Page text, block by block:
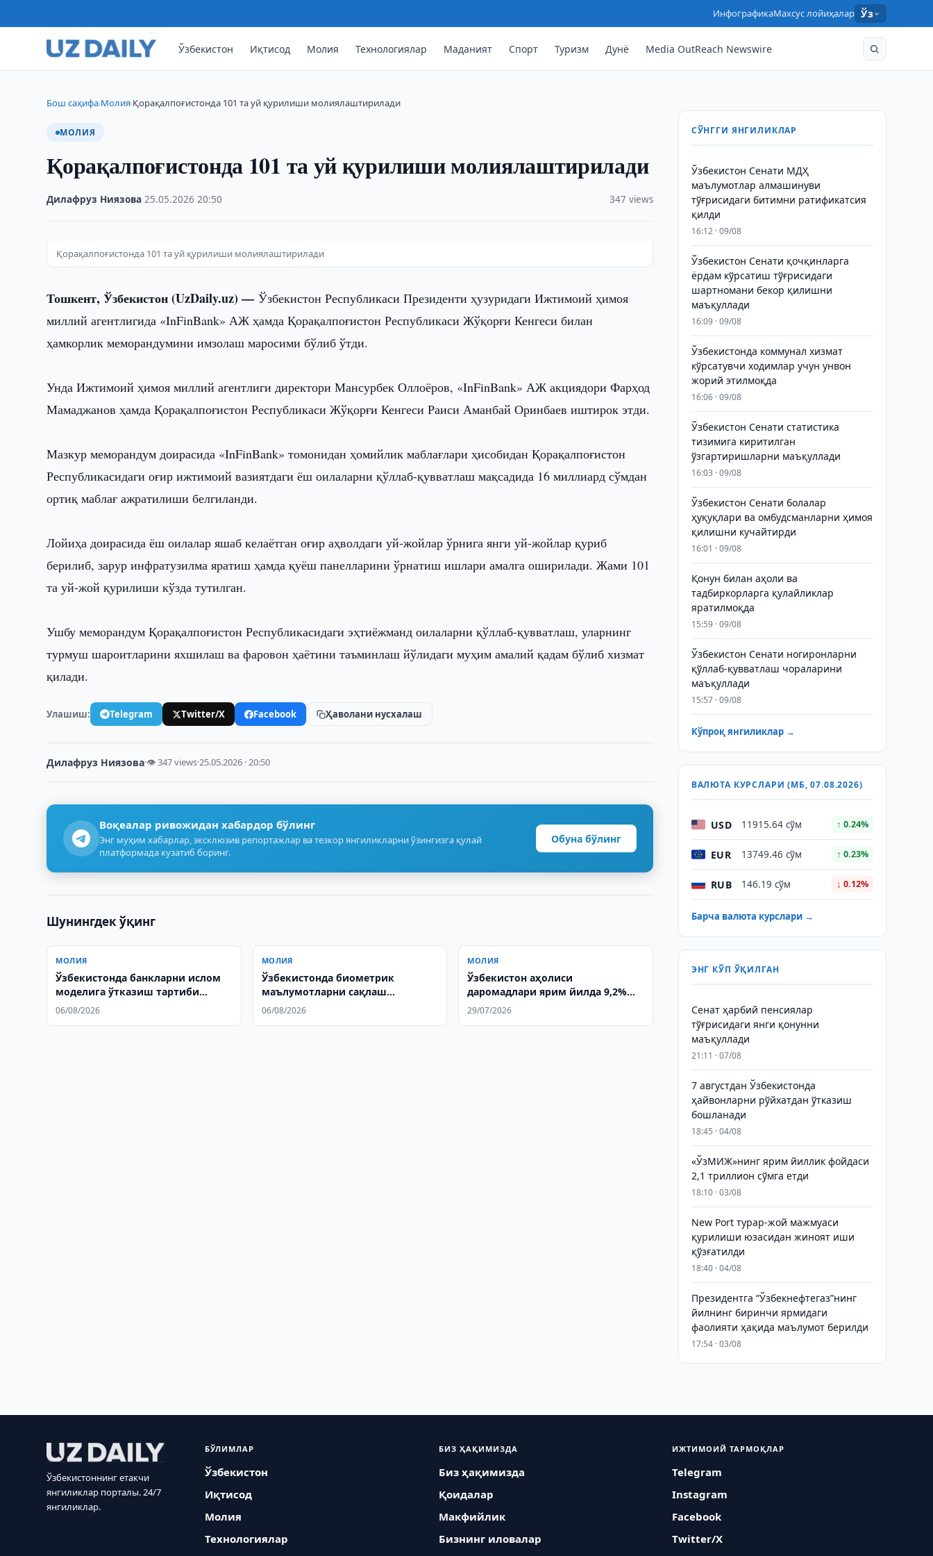
ИнфографикаМахсус лойиҳалар Ўз
Ўзбекистон Иқтисод Молия Технологиялар Маданият Спорт Туризм Дунё Media OutReach Newswire
Бош саҳифа›Молия›Қорақалпоғистонда 101 та уй қурилиши молиялаштирилади
МОЛИЯ
Қорақалпоғистонда 101 та уй қурилиши молиялаштирилади
Дилафруз Ниязова ·25.05.2026 ·20:50 347 views
Қорақалпоғистонда 101 та уй қурилиши молиялаштирилади
Тошкент, Ўзбекистон (UzDaily.uz) —Ўзбекистон Республикаси Президенти ҳузуридаги Ижтимоий ҳимоя
миллий агентлигида «InFinBank» АЖ ҳамда Қорақалпоғистон Республикаси Жўқорғи Кенгеси билан
ҳамкорлик меморандумини имзолаш маросими бўлиб ўтди.
Унда Ижтимоий ҳимоя миллий агентлиги директори Мансурбек Оллоёров, «InFinBank» АЖ акциядори Фарҳод
Мамаджанов ҳамда Қорақалпоғистон Республикаси Жўқорғи Кенгеси Раиси Аманбай Оринбаев иштирок этди.
Мазкур меморандум доирасида «InFinBank» томонидан ҳомийлик маблағлари ҳисобидан Қорақалпоғистон
Республикасидаги оғир ижтимоий вазиятдаги ёш оилаларни қўллаб-қувватлаш мақсадида 16 миллиард сўмдан
ортиқ маблағ ажратилиши белгиланди.
Лойиҳа доирасида ёш оилалар яшаб келаётган оғир аҳволдаги уй-жойлар ўрнига янги уй-жойлар қуриб
берилиб, зарур инфратузилма яратиш ҳамда қуёш панелларини ўрнатиш ишлари амалга оширилади. Жами 101
та уй-жой қурилиши кўзда тутилган.
Ушбу меморандум Қорақалпоғистон Республикасидаги эҳтиёжманд оилаларни қўллаб-қувватлаш, уларнинг
турмуш шароитларини яхшилаш ва фаровон ҳаётини таъминлаш йўлидаги муҳим амалий қадам бўлиб хизмат
қилади.
Улашиш: Telegram Twitter/X Facebook Ҳаволани нусхалаш
Дилафруз Ниязова·👁 347 views·25.05.2026 · 20:50
Воқеалар ривожидан хабардор бўлинг
Энг муҳим хабарлар, эксклюзив репортажлар ва тезкор янгиликларни ўзингизга қулай
платформада кузатиб боринг.
Обуна бўлинг
Шунингдек ўқинг
МОЛИЯ
Ўзбекистонда банкларни ислом
моделига ўтказиш тартиби
тасдиқланди
06/08/2026
МОЛИЯ
Ўзбекистонда биометрик
маълумотларни сақлаш
қоидалари кучайтирилди
06/08/2026
МОЛИЯ
Ўзбекистон аҳолиси
даромадлари ярим йилда 9,2%
ошди
29/07/2026
СЎНГГИ ЯНГИЛИКЛАР
Ўзбекистон Сенати МДҲ
маълумотлар алмашинуви
тўғрисидаги битимни ратификатсия
қилди
16:12 · 09/08
Ўзбекистон Сенати қочқинларга
ёрдам кўрсатиш тўғрисидаги
шартномани бекор қилишни
маъқуллади
16:09 · 09/08
Ўзбекистонда коммунал хизмат
кўрсатувчи ходимлар учун унвон
жорий этилмоқда
16:06 · 09/08
Ўзбекистон Сенати статистика
тизимига киритилган
ўзгартиришларни маъқуллади
16:03 · 09/08
Ўзбекистон Сенати болалар
ҳуқуқлари ва омбудсманларни ҳимоя
қилишни кучайтирди
16:01 · 09/08
Қонун билан аҳоли ва
тадбиркорларга қулайликлар
яратилмоқда
15:59 · 09/08
Ўзбекистон Сенати ногиронларни
қўллаб-қувватлаш чораларини
маъқуллади
15:57 · 09/08
Кўпроқ янгиликлар →
ВАЛЮТА КУРСЛАРИ (МБ, 07.08.2026)
USD 11915.64 сўм ↑ 0.24%
EUR 13749.46 сўм ↑ 0.23%
RUB 146.19 сўм ↓ 0.12%
Барча валюта курслари →
ЭНГ КЎП ЎҚИЛГАН
Сенат ҳарбий пенсиялар
тўғрисидаги янги қонунни
маъқуллади
21:11 · 07/08
7 августдан Ўзбекистонда
ҳайвонларни рўйхатдан ўтказиш
бошланади
18:45 · 04/08
«ЎзМИЖ»нинг ярим йиллик фойдаси
2,1 триллион сўмга етди
18:10 · 03/08
New Port турар-жой мажмуаси
қурилиши юзасидан жиноят иши
қўзғатилди
18:40 · 04/08
Президентга “Ўзбекнефтегаз”нинг
йилнинг биринчи ярмидаги
фаолияти ҳақида маълумот берилди
17:54 · 03/08
Ўзбекистоннинг етакчи
янгиликлар порталы. 24/7
янгиликлар.
БЎЛИМЛАР
Ўзбекистон
Иқтисод
Молия
Технологиялар
БИЗ ҲАҚИМИЗДА
Биз ҳақимизда
Қоидалар
Макфийлик
Бизнинг иловалар
ИЖТИМОИЙ ТАРМОҚЛАР
Telegram
Instagram
Facebook
Twitter/X